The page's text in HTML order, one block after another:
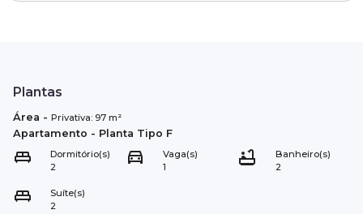
Plantas
Área - Privativa: 97 m²
Apartamento - Planta Tipo F
Dormitório(s)
2
Vaga(s)
1
Banheiro(s)
2
Suíte(s)
2